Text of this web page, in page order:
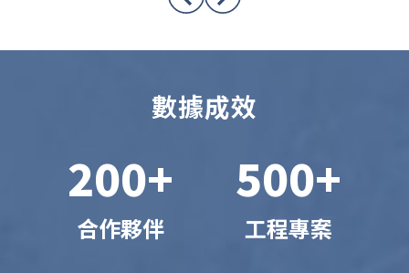
數據成效
200+
合作夥伴
500+
工程專案